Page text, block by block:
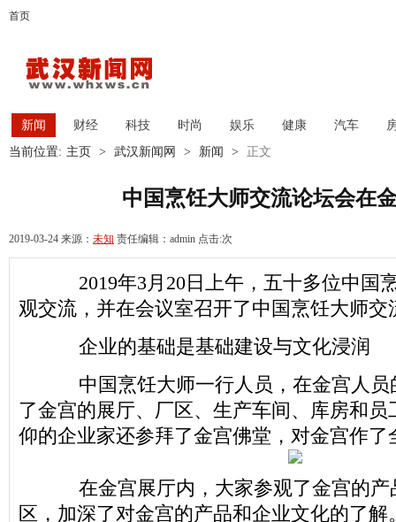
首页
新闻 财经 科技 时尚 娱乐 健康 汽车
当前位置: 主页 > 武汉新闻网 > 新闻 > 正文
中国烹饪大师交流论坛会在
2019-03-24 来源： 未知 责任编辑：admin 点击:次
2019年3月20日上午，五十多位中国
观交流，并在会议室召开了中国烹饪大师交
企业的基础是基础建设与文化浸润
中国烹饪大师一行人员，在金宫人员
了金宫的展厅、厂区、生产车间、库房和
仰的企业家还参拜了金宫佛堂，对金宫作了
在金宫展厅内，大家参观了金宫的产
区，加深了对金宫的产品和企业文化的了解